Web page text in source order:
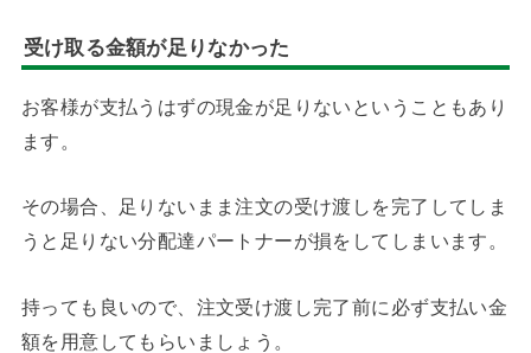
受け取る金額が足りなかった
お客様が支払うはずの現金が足りないということもあり
ます。
その場合、足りないまま注文の受け渡しを完了してしま
うと足りない分配達パートナーが損をしてしまいます。
持っても良いので、注文受け渡し完了前に必ず支払い金
額を用意してもらいましょう。